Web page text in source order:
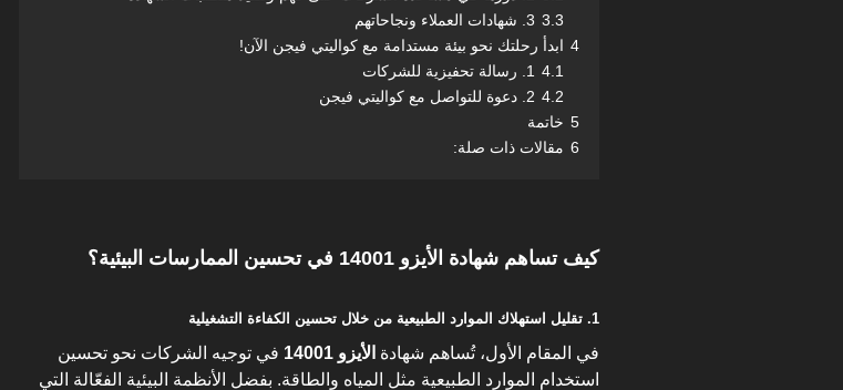
3.3 3. شهادات العملاء ونجاحاتهم
4 ابدأ رحلتك نحو بيئة مستدامة مع كواليتي فيجن الآن!
4.1 1. رسالة تحفيزية للشركات
4.2 2. دعوة للتواصل مع كواليتي فيجن
5 خاتمة
6 مقالات ذات صلة:
كيف تساهم شهادة الأيزو 14001 في تحسين الممارسات البيئية؟
1. تقليل استهلاك الموارد الطبيعية من خلال تحسين الكفاءة التشغيلية
في المقام الأول، تُساهم شهادة الأيزو 14001
في توجيه الشركات نحو تحسين
استخدام الموارد الطبيعية مثل المياه والطاقة. بفضل الأنظمة البيئية الفعّالة التي